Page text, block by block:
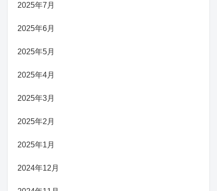
2025年7月
2025年6月
2025年5月
2025年4月
2025年3月
2025年2月
2025年1月
2024年12月